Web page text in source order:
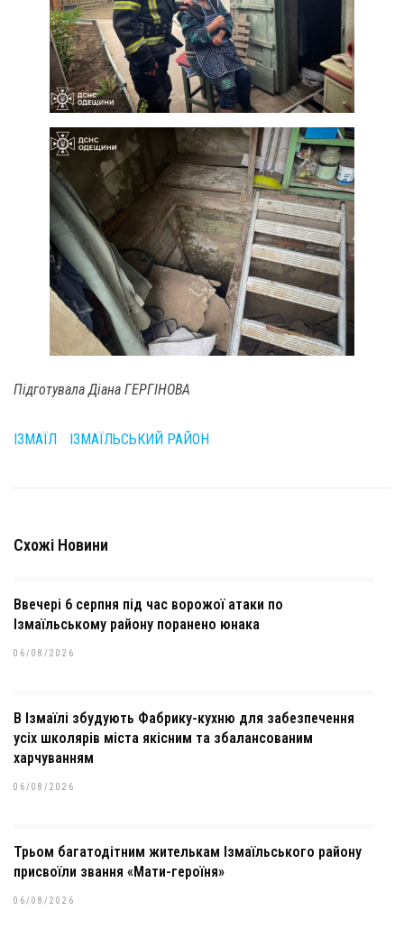
Підготувала Діана ГЕРГІНОВА
ІЗМАЇЛ ІЗМАЇЛЬСЬКИЙ РАЙОН
Схожі Новини
Ввечері 6 серпня під час ворожої атаки по
Ізмаїльському району поранено юнака
06/08/2026
В Ізмаїлі збудують Фабрику-кухню для забезпечення
усіх школярів міста якісним та збалансованим
харчуванням
06/08/2026
Трьом багатодітним жителькам Ізмаїльського району
присвоїли звання «Мати-героїня»
06/08/2026